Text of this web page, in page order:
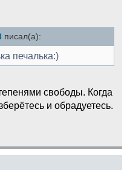
писал(а):
печалька:)
свободы. Когда
и обрадуетесь.